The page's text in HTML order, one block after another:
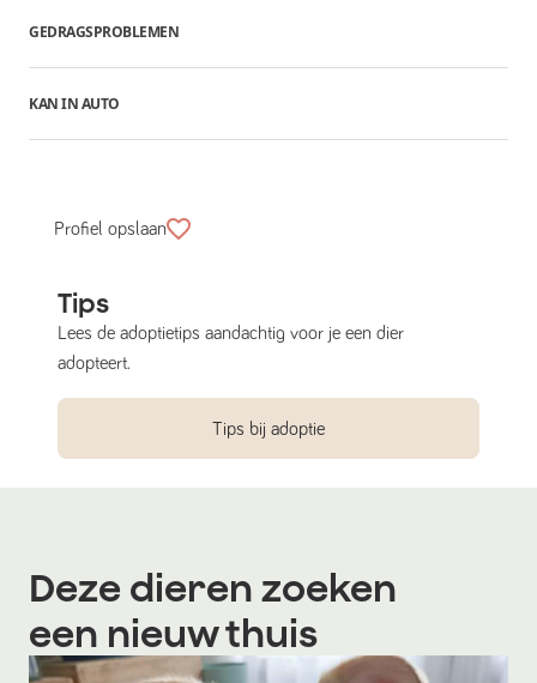
GEDRAGSPROBLEMEN
KAN IN AUTO
Profiel opslaan
Tips
Lees de adoptietips aandachtig voor je een dier
adopteert.
Tips bij adoptie
Deze dieren zoeken
een nieuw thuis